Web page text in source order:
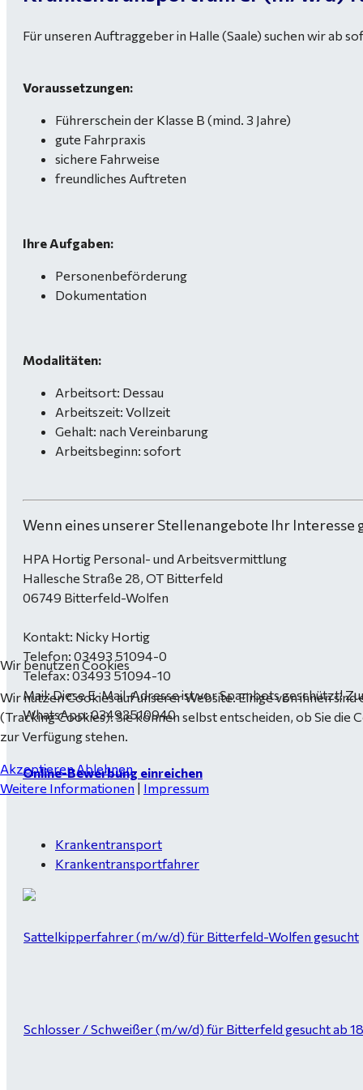
Für unseren Auftraggeber in Halle (Saale) suchen wir ab
Voraussetzungen:
Führerschein der Klasse B (mind. 3 Jahre)
gute Fahrpraxis
sichere Fahrweise
freundliches Auftreten
Ihre Aufgaben:
Personenbeförderung
Dokumentation
Modalitäten:
Arbeitsort: Dessau
Arbeitszeit: Vollzeit
Gehalt: nach Vereinbarung
Arbeitsbeginn: sofort
Wenn eines unserer Stellenangebote Ihr
HPA Hortig Personal- und Arbeitsvermittlung
Hallesche Straße 28, OT Bitterfeld
06749 Bitterfeld-Wolfen
Kontakt: Nicky Hortig
Telefon: 03493 51094-0
Telefax: 03493 51094-10
Mail:Diese E-Mail-Adresse ist vor Spambots geschützt!
WhatsApp: 03493510940
Online-Bewerbung einreichen
Krankentransport
Krankentransportfahrer
Sattelkipperfahrer (m/w/d) für Bitterfeld-Wolfen gesucht
Schlosser / Schweißer (m/w/d) für Bitterfeld gesucht ab
Wir benutzen Cookies
Wir nutzen Cookies auf unserer Website. Einige von ihnen
(Tracking Cookies). Sie können selbst entscheiden, ob Sie
zur Verfügung stehen.
Akzeptieren Ablehnen
Weitere Informationen | Impressum